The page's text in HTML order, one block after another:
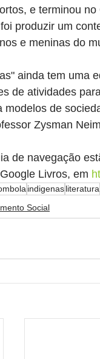
e terminou
produzir um
e meninas do
ainda tem uma
de atividades
de
Zysman
de navegação
Livros, em
indigenasliteratura
Social